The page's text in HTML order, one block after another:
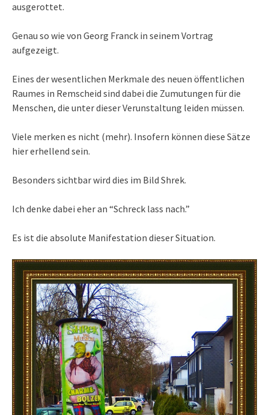
ausgerottet.
Genau so wie von Georg Franck in seinem Vortrag
aufgezeigt.
Eines der wesentlichen Merkmale des neuen öffentlichen
Raumes in Remscheid sind dabei die Zumutungen für die
Menschen, die unter dieser Verunstaltung leiden müssen.
Viele merken es nicht (mehr). Insofern können diese Sätze
hier erhellend sein.
Besonders sichtbar wird dies im Bild Shrek.
Ich denke dabei eher an “Schreck lass nach.”
Es ist die absolute Manifestation dieser Situation.